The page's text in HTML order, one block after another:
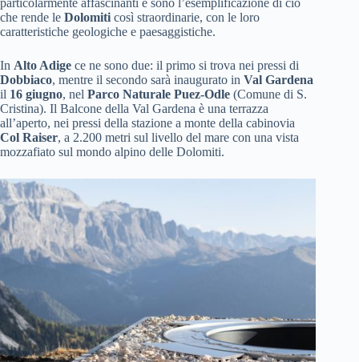
particolarmente affascinanti e sono l’esemplificazione di ciò
che rende le Dolomiti così straordinarie, con le loro
caratteristiche geologiche e paesaggistiche.
In Alto Adige ce ne sono due: il primo si trova nei pressi di
Dobbiaco, mentre il secondo sarà inaugurato in Val Gardena
il 16 giugno, nel Parco Naturale Puez-Odle (Comune di S.
Cristina). Il Balcone della Val Gardena è una terrazza
all’aperto, nei pressi della stazione a monte della cabinovia
Col Raiser, a 2.200 metri sul livello del mare con una vista
mozzafiato sul mondo alpino delle Dolomiti.